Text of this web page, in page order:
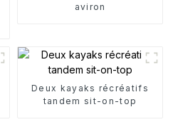
aviron
Deux kayaks récréatifs
tandem sit-on-top